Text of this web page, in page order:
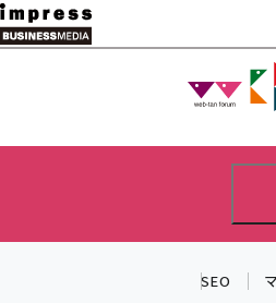
メ
イ
SEO